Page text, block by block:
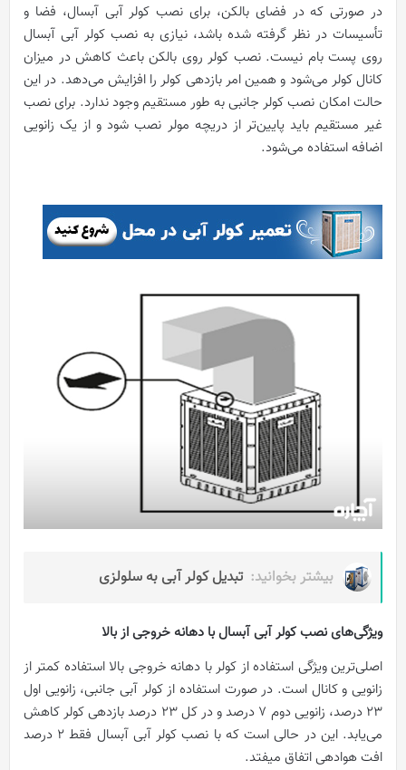
در صورتی که در فضای بالکن، برای نصب کولر آبی آبسال، فضا و
تأسیسات در نظر گرفته شده باشد، نیازی به نصب کولر آبی آبسال
روی پست بام نیست. نصب کولر روی بالکن باعث کاهش در میزان
کانال کولر می‌شود و همین امر بازدهی کولر را افزایش می‌دهد. در این
حالت امکان نصب کولر جانبی به طور مستقیم وجود ندارد. برای نصب
غیر مستقیم باید پایین‌تر از دریچه مولر نصب شود و از یک زانویی
اضافه استفاده می‌شود.
بیشتر بخوانید: تبدیل کولر آبی به سلولزی
ویژگی‌های نصب کولر آبی آبسال با دهانه خروجی از بالا
اصلی‌ترین ویژگی استفاده از کولر با دهانه خروجی بالا استفاده کمتر از
زانویی و کانال است. در صورت استفاده از کولر آبی جانبی، زانویی اول
23 درصد، زانویی دوم 7 درصد و در کل 23 درصد بازدهی کولر کاهش
می‌یابد. این در حالی است که با نصب کولر آبی آبسال فقط 2 درصد
افت هوادهی اتفاق میفتد.